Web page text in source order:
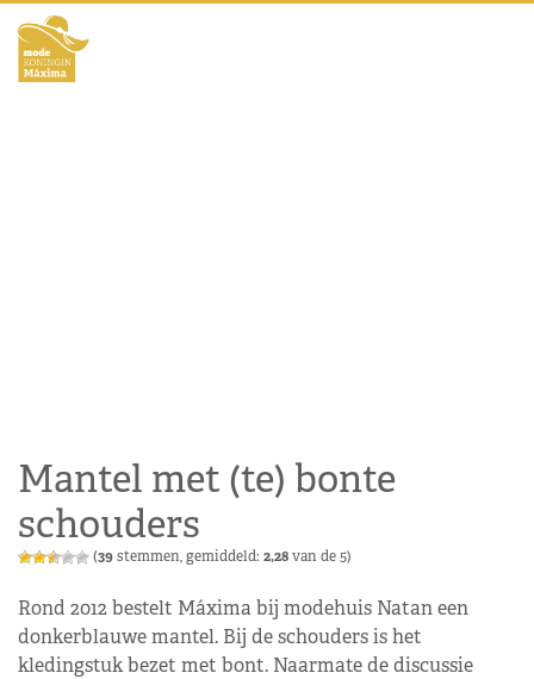
Mantel met (te) bonte
schouders
(39stemmen, gemiddeld: 2,28van de 5)
Rond 2012 bestelt Máxima bij modehuis Natan een
donkerblauwe mantel. Bij de schouders is het
kledingstuk bezet met bont. Naarmate de discussie